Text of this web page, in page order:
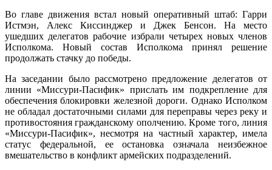
Во главе движения встал новый оперативный штаб: Гарри
Истмэн, Алекс Киссинджер и Джек Бенсон. На место
ушедших делегатов рабочие избрали четырех новых членов
Исполкома. Новый состав Исполкома принял решение
продолжать стачку до победы.
На заседании было рассмотрено предложение делегатов от
линии «Миссури-Пасифик» прислать им подкрепление для
обеспечения блокировки железной дороги. Однако Исполком
не обладал достаточными силами для переправы через реку и
противостояния гражданскому ополчению. Кроме того, линия
«Миссури-Пасифик», несмотря на частный характер, имела
статус федеральной, ее остановка означала неизбежное
вмешательство в конфликт армейских подразделений.